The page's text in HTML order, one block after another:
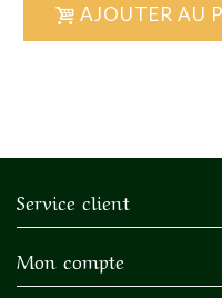
AJOUTER AU
Service client
Mon compte